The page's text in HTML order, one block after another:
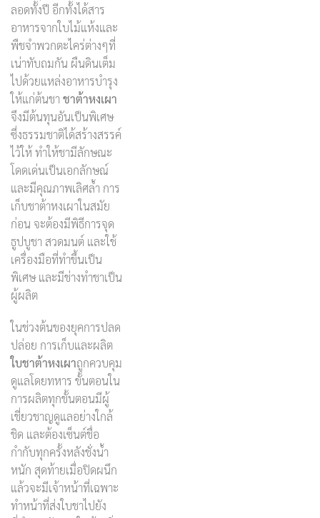
ลอดทั้งปี อีกทั้งได้สาร
อาหารจากใบไม้แห้งและ
พืชจำพวกตะไคร่ต่างๆที่
เน่าทับถมกัน ผืนดินเต็ม
ไปด้วยแหล่งอาหารบำรุง
ให้แก่ต้นชาชาต้าหงเผา
จึงมีต้นทุนอันเป็นพิเศษ
ซึ่งธรรมชาติได้สร้างสรรค์
ไว้ให้ ทำให้ชามีลักษณะ
โดดเด่นเป็นเอกลักษณ์
และมีคุณภาพเลิศล้ำ การ
เก็บชาต้าหงเผาในสมัย
ก่อน จะต้องมีพิธีการจุด
ธูปบูชา สวดมนต์ และใช้
เครื่องมือที่ทำขึ้นเป็น
พิเศษ และมีช่างทำชาเป็น
ผู้ผลิต
ในช่วงต้นของยุคการปลด
ปล่อย การเก็บและผลิต
ใบชาต้าหงเผาถูกควบคุม
ดูแลโดยทหาร ขั้นตอนใน
การผลิตทุกขั้นตอนมีผู้
เชี่ยวชาญดูแลอย่างใกล้
ชิด และต้องเซ็นต์ชื่อ
กำกับทุกครั้งหลังชั่งน้ำ
หนัก สุดท้ายเมื่อปิดผนึก
แล้วจะมีเจ้าหน้าที่เฉพาะ
ทำหน้าที่ส่งใบชาไปยัง